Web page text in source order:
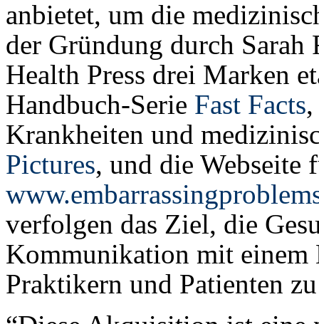
anbietet, um die
der Gründung durch Sarah
Health Press drei Marken
Handbuch-Serie Fast Facts
Krankheiten und
Pictures, und die Webseite
verfolgen das Ziel, die
Kommunikation mit einem
Praktikern und Patienten